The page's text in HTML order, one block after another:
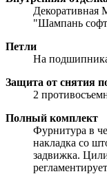
Декоративная
"Шампань
Петли
На
Защита от снятия
2
Полный комплект
Фурнитура в
накладка со
задвижка.